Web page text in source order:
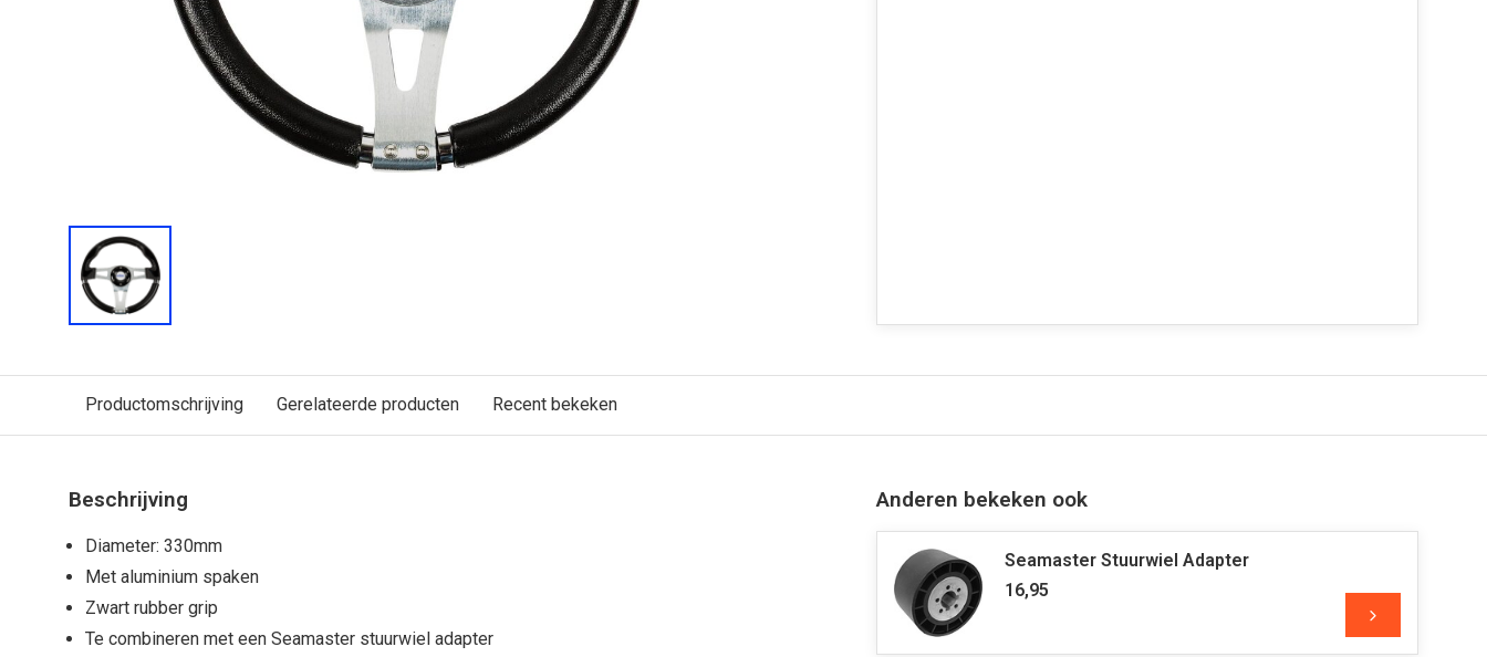
Productomschrijving Gerelateerde producten Recent bekeken
Beschrijving
Diameter: 330mm
Met aluminium spaken
Zwart rubber grip
Te combineren met een Seamaster stuurwiel adapter
Anderen bekeken ook
Seamaster Stuurwiel Adapter
16,95